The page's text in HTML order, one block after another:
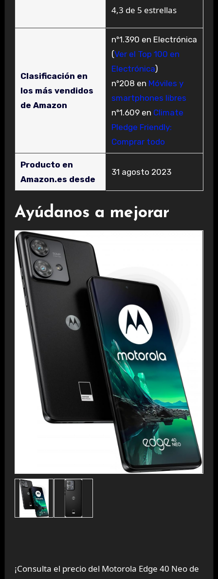
4,3 de 5 estrellas
Clasificación en
los más vendidos
de Amazon
nº1.390 en Electrónica
(Ver el Top 100 en
Electrónica)
nº208 en Móviles y
smartphones libres
nº1.609 en Climate
Pledge Friendly:
Comprar todo
Producto en
Amazon.es desde
31 agosto 2023
Ayúdanos a mejorar
¡Consulta el precio del Motorola Edge 40 Neo de